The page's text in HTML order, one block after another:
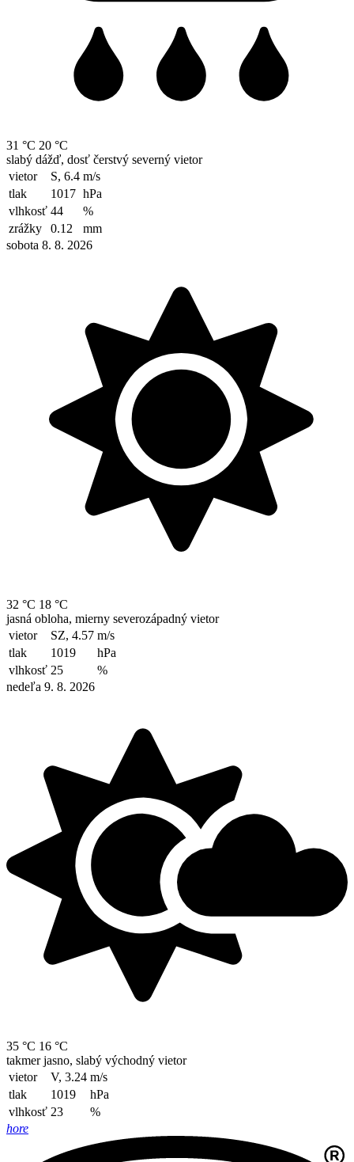
31 °C 20 °C
slabý dážď, dosť čerstvý severný vietor
vietor
S, 6.4 m/s
tlak
1017 hPa
vlhkosť 44
%
zrážky
0.12
mm
sobota 8. 8. 2026
32 °C 18 °C
jasná obloha, mierny severozápadný vietor
vietor
SZ, 4.57 m/s
tlak
1019
hPa
vlhkosť 25
%
nedeľa 9. 8. 2026
35 °C 16 °C
takmer jasno, slabý východný vietor
vietor
V, 3.24 m/s
tlak
1019
hPa
vlhkosť 23
%
hore